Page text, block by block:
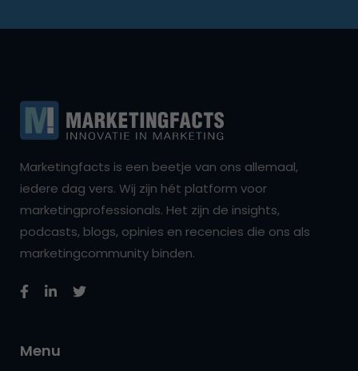
Marketingfacts is een beetje van ons allemaal,
iedere dag vers. Wij zijn hét platform voor
marketingprofessionals. Het zijn de insights,
podcasts, blogs, opinies en recencies die ons als
marketingcommunity binden.
Menu